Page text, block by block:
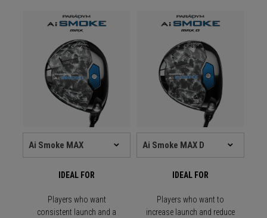
IDEAL FOR IDEAL FOR
Players who want
consistent launch and a
Players who want to
increase launch and reduce